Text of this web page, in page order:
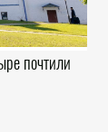
почтили